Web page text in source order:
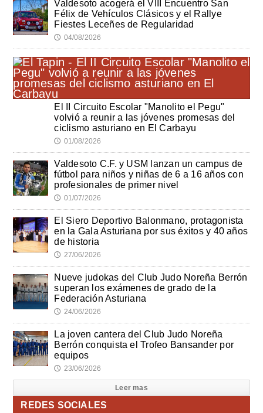
Valdesoto acogerá el VIII Encuentro San
Félix de Vehículos Clásicos y el Rallye
Fiestes Leceñes de Regularidad
🕔 04/08/2026
El II Circuito Escolar "Manolito el Pegu"
volvió a reunir a las jóvenes promesas del
ciclismo asturiano en El Carbayu
🕔 01/08/2026
Valdesoto C.F. y USM lanzan un campus de
fútbol para niños y niñas de 6 a 16 años con
profesionales de primer nivel
🕔 01/07/2026
El Siero Deportivo Balonmano, protagonista
en la Gala Asturiana por sus éxitos y 40 años
de historia
🕔 27/06/2026
Nueve judokas del Club Judo Noreña Berrón
superan los exámenes de grado de la
Federación Asturiana
🕔 24/06/2026
La joven cantera del Club Judo Noreña
Berrón conquista el Trofeo Bansander por
equipos
🕔 23/06/2026
Leer mas
REDES SOCIALES